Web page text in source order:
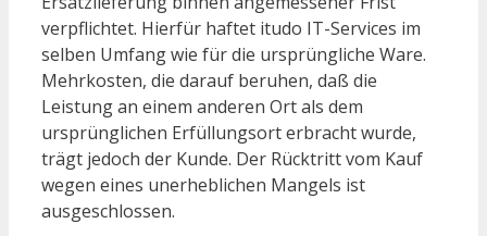
verpflichtet. Hierfür haftet itudo IT-Services im
selben Umfang wie für die ursprüngliche Ware.
Mehrkosten, die darauf beruhen, daß die
Leistung an einem anderen Ort als dem
ursprünglichen Erfüllungsort erbracht wurde,
trägt jedoch der Kunde. Der Rücktritt vom Kauf
wegen eines unerheblichen Mangels ist
ausgeschlossen.